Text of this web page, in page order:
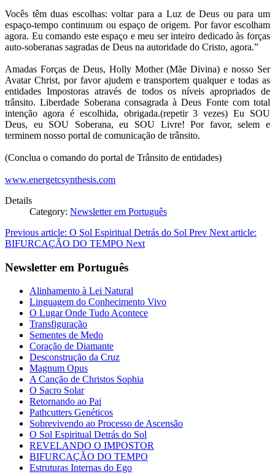
Vocês têm duas escolhas: voltar para a Luz de Deus ou para um
espaço-tempo continuum ou espaço de origem. Por favor escolham
agora. Eu comando este espaço e meu ser inteiro dedicado às forças
auto-soberanas sagradas de Deus na autoridade do Cristo, agora.”
Amadas Forças de Deus, Holly Mother (Mãe Divina) e nosso Ser
Avatar Christ, por favor ajudem e transportem qualquer e todas as
entidades Impostoras através de todos os níveis apropriados de
trânsito. Liberdade Soberana consagrada à Deus Fonte com total
intenção agora é escolhida, obrigada.(repetir 3 vezes) Eu SOU
Deus, eu SOU Soberana, eu SOU Livre! Por favor, selem e
terminem nosso portal de comunicação de trânsito.
(Conclua o comando do portal de Trânsito de entidades)
www.energetcsynthesis.com
Details
Category: Newsletter em Português
Previous article: O Sol Espiritual Detrás do Sol Prev Next article:
BIFURCAÇÃO DO TEMPO Next
Newsletter em Português
Alinhamento à Lei Natural
Linguagem do Conhecimento Vivo
O Lugar Onde Tudo Acontece
Transfiguração
Sementes de Medo
Coração de Diamante
Desconstrução da Cruz
Magnum Opus
A Canção de Christos Sophia
O Sacro Solar
Retornando ao Pai
Pathcutters Genéticos
Sobrevivendo ao Processo de Ascensão
O Sol Espiritual Detrás do Sol
REVELANDO O IMPOSTOR
BIFURCAÇÃO DO TEMPO
Estruturas Internas do Ego